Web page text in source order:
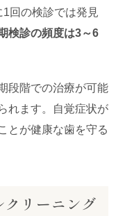
回の検診では発見
検診の頻度は3～6
段階での治療が可能
れます。自覚症状が
とが健康な歯を守る
リーニング